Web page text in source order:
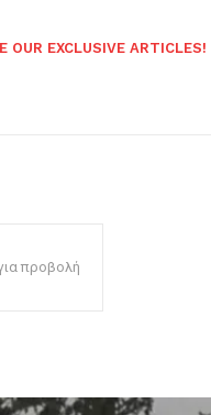
OUR EXCLUSIVE ARTICLES!
προβολή